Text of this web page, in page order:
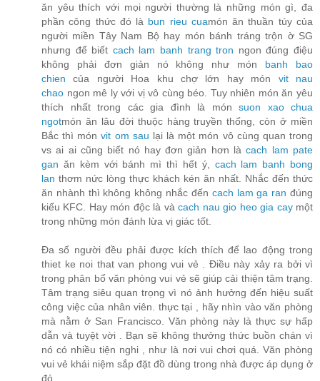
ăn yêu thích với mọi người thường là những món gì, đa
phần công thức đó là bun rieu cuamón ăn thuần túy của
người miền Tây Nam Bộ hay món bánh tráng trộn ờ SG
nhưng để biết cach lam banh trang tron ngon đúng điệu
không phải đơn giản nó không như món banh bao
chien của người Hoa khu chợ lớn hay món vit nau
chao ngon mê ly với vị vô cùng béo. Tuy nhiên món ăn yêu
thích nhất trong các gia đình là món suon xao chua
ngotmón ăn lâu đời thuộc hàng truyền thống, còn ở miền
Bắc thì mónvit om sau lại là một món vô cùng quan trong
vs ai ai cũng biết nó hay đơn giản hơn làcach lam pate
gan ăn kèm với bánh mì thì hết ý, cach lam banh bong
lan thơm nức lòng thực khách kén ăn nhất. Nhắc đến thức
ăn nhành thì không không nhắc đến cach lam ga ran đúng
kiểu KFC. Hay món độc là vàcach nau gio heo gia caymột
trong những món đánh lừa vị giác tốt.
Đa số người đều phải được kích thích để lao động trong
thiet ke noi that van phong vui vẻ . Điều này xảy ra bởi vì
trong phân bổ văn phòng vui vẻ sẽ giúp cải thiện tâm trạng.
Tâm trạng siêu quan trọng vì nó ảnh hưởng đến hiệu suất
công việc của nhân viên. thực tại , hãy nhìn vào văn phòng
mà nằm ở San Francisco. Văn phòng này là thực sự hấp
dẫn và tuyệt vời . Bạn sẽ không thưởng thức buồn chán vì
nó có nhiều tiện nghi , như là nơi vui chơi quá. Văn phòng
vui vẻ khái niệm sắp đặt đồ dùng trong nhà được áp dụng ở
đó.